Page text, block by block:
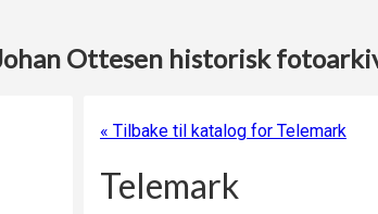
Ottesen historisk
« Tilbake til katalog for Telemark
Telemark